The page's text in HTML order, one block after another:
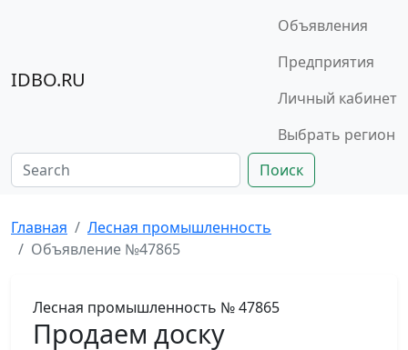
IDBO.RU
Объявления
Предприятия
Личный кабинет
Выбрать регион
Поиск
Главная
Лесная промышленность
Объявление №47865
Лесная промышленность № 47865
Продаем доску